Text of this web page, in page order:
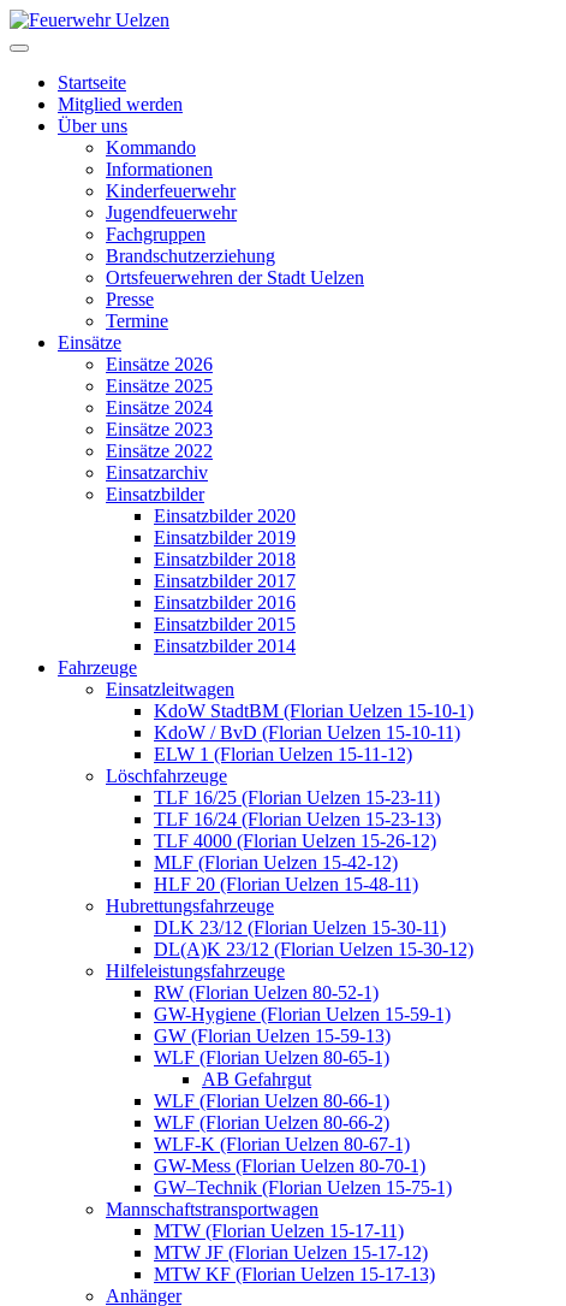
Startseite
Mitglied werden
Über uns
Kommando
Informationen
Kinderfeuerwehr
Jugendfeuerwehr
Fachgruppen
Brandschutzerziehung
Ortsfeuerwehren der Stadt Uelzen
Presse
Termine
Einsätze
Einsätze 2026
Einsätze 2025
Einsätze 2024
Einsätze 2023
Einsätze 2022
Einsatzarchiv
Einsatzbilder
Einsatzbilder 2020
Einsatzbilder 2019
Einsatzbilder 2018
Einsatzbilder 2017
Einsatzbilder 2016
Einsatzbilder 2015
Einsatzbilder 2014
Fahrzeuge
Einsatzleitwagen
KdoW StadtBM (Florian Uelzen 15-10-1)
KdoW / BvD (Florian Uelzen 15-10-11)
ELW 1 (Florian Uelzen 15-11-12)
Löschfahrzeuge
TLF 16/25 (Florian Uelzen 15-23-11)
TLF 16/24 (Florian Uelzen 15-23-13)
TLF 4000 (Florian Uelzen 15-26-12)
MLF (Florian Uelzen 15-42-12)
HLF 20 (Florian Uelzen 15-48-11)
Hubrettungsfahrzeuge
DLK 23/12 (Florian Uelzen 15-30-11)
DL(A)K 23/12 (Florian Uelzen 15-30-12)
Hilfeleistungsfahrzeuge
RW (Florian Uelzen 80-52-1)
GW-Hygiene (Florian Uelzen 15-59-1)
GW (Florian Uelzen 15-59-13)
WLF (Florian Uelzen 80-65-1)
AB Gefahrgut
WLF (Florian Uelzen 80-66-1)
WLF (Florian Uelzen 80-66-2)
WLF-K (Florian Uelzen 80-67-1)
GW-Mess (Florian Uelzen 80-70-1)
GW–Technik (Florian Uelzen 15-75-1)
Mannschaftstransportwagen
MTW (Florian Uelzen 15-17-11)
MTW JF (Florian Uelzen 15-17-12)
MTW KF (Florian Uelzen 15-17-13)
Anhänger